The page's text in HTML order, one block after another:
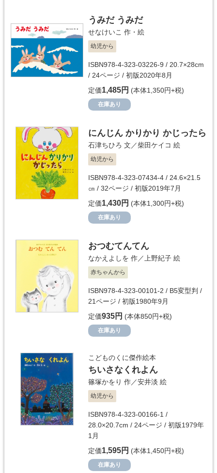
うみだ うみだ
せなけいこ 作・絵
幼児から
ISBN978-4-323-03226-9 / 20.7×28cm
/ 24ページ / 初版2020年8月
定価1,485円 (本体1,350円+税)
在庫あり
にんじん かりかり かじったら
石津ちひろ 文／柴田ケイコ 絵
幼児から
ISBN978-4-323-07434-4 / 24.6×21.5
㎝ / 32ページ / 初版2019年7月
定価1,430円 (本体1,300円+税)
在庫あり
おつむてんてん
なかえよしを 作／ 上野紀子 絵
赤ちゃんから
ISBN978-4-323-00101-2 / B5変型判 /
21ページ / 初版1980年9月
定価935円 (本体850円+税)
在庫あり
こどものくに傑作絵本
ちいさなくれよん
篠塚かをり 作／安井淡 絵
幼児から
ISBN978-4-323-00166-1 /
28.0×20.7cm / 24ページ / 初版1979年
1月
定価1,595円 (本体1,450円+税)
在庫あり